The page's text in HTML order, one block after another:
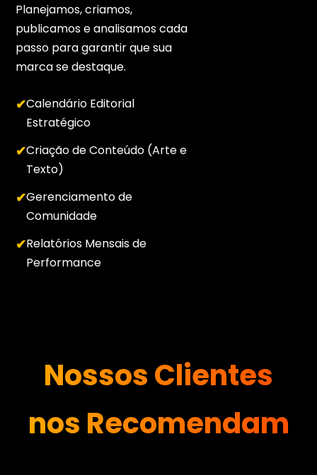
Planejamos, criamos,
publicamos e analisamos cada
passo para garantir que sua
marca se destaque.
Calendário Editorial
Estratégico
Criação de Conteúdo (Arte e
Texto)
Gerenciamento de
Comunidade
Relatórios Mensais de
Performance
Nossos Clientes
nos Recomendam